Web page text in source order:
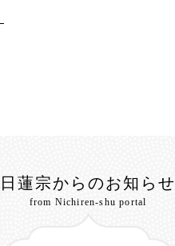
日蓮宗からのお知らせ
from Nichiren-shu portal